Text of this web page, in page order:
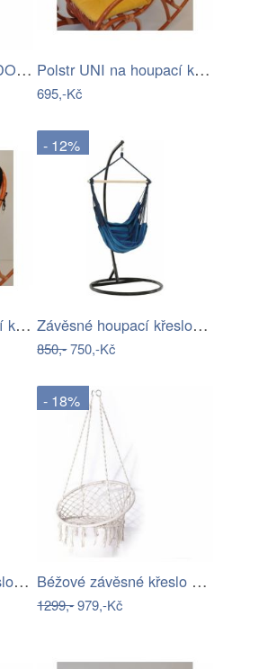
Závěsné křeslo AMADO 2 NEW Tempo Kondela Polstr UNI na houpací křeslo - žlutý…
695,-Kč
Polstr UNI na houpací křeslo - látka…
- 12%
Závěsné houpací křeslo Nikes Blue
850,-750,-Kč
Závěsné houpací křeslo Nikes Red
- 18%
Béžové závěsné křeslo Bonami Essentials…
1299,-979,-Kč